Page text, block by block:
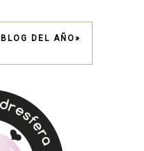
DEL AÑO»